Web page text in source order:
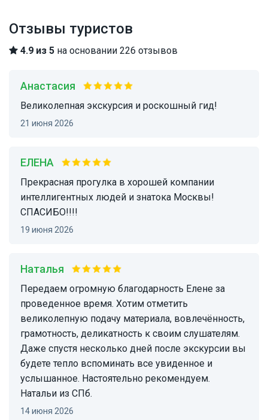
Отзывы туристов
4.9 из 5 на основании 226 отзывов
Анастасия
великолепная экскурсия и роскошный гид!
21 июня 2026
ЕЛЕНА
Прекрасная прогулка в хорошей компании
интеллигентных людей и знатока Москвы!
СПАСИБО!!!!
19 июня 2026
Наталья
Передаем огромную благодарность Елене за
проведенное время. Хотим отметить
великолепную подачу материала, вовлечённость,
грамотность, деликатность к своим слушателям.
Даже спустя несколько дней после экскурсии вы
будете тепло вспоминать все увиденное и
услышанное. Настоятельно рекомендуем.
Натальи из СПб.
14 июня 2026